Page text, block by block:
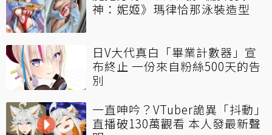
神：妮姬》瑪律恰那泳裝造型
日V大代真白「畢業計數器」宣
布終止 一份來自粉絲500天的告
別
一直呻吟？VTuber詭異「抖動」
直播破130萬觀看 本人發最新聲